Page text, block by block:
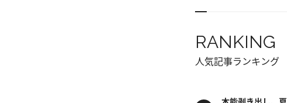
RANKING
人気記事ランキング